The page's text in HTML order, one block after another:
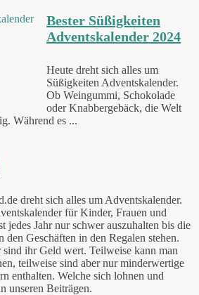
Bester Süßigkeiten
Adventskalender 2024
Heute dreht sich alles um
Süßigkeiten Adventskalender.
Ob Weingummi, Schokolade
oder Knabbergebäck, die Welt
Während es ...
dreht sich alles um Adventskalender.
für Kinder, Frauen und
jedes Jahr nur schwer auszuhalten bis die
den Geschäften in den Regalen stehen.
ihr Geld wert. Teilweise kann man
teilweise sind aber nur minderwertige
enthalten. Welche sich lohnen und
unseren Beiträgen.